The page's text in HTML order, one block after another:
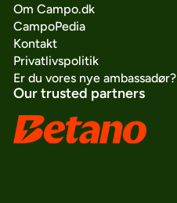
Om Campo.dk
CampoPedia
Kontakt
Privatlivspolitik
Er du vores nye ambassadør?
Our trusted partners